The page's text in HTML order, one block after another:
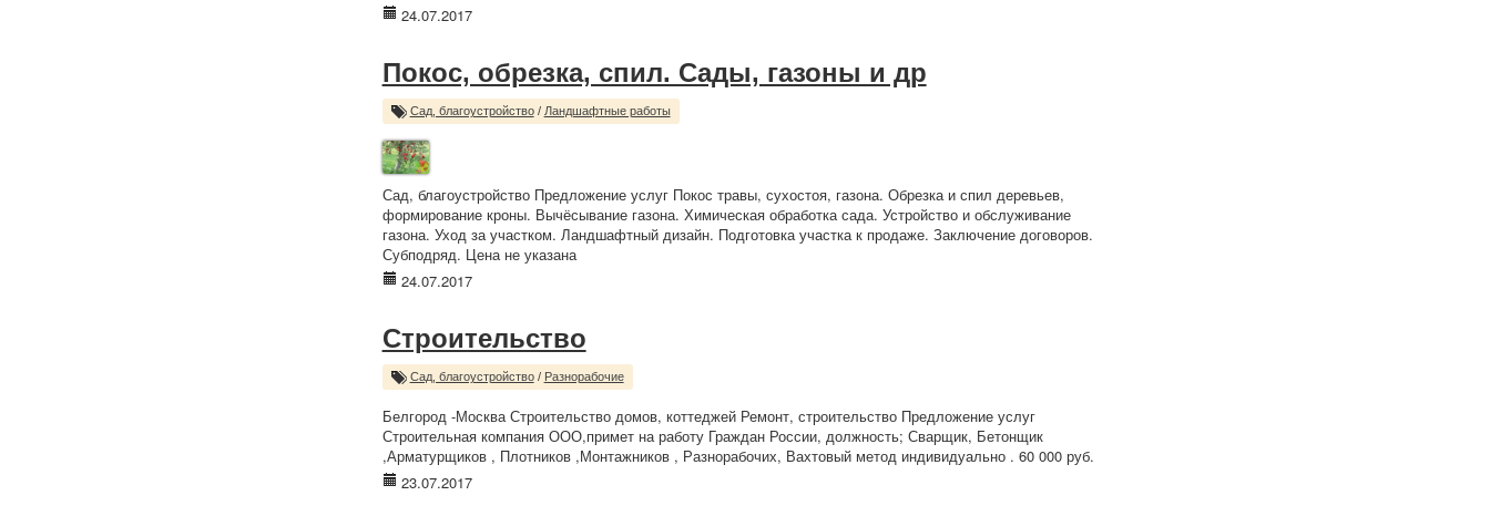
24.07.2017
Покос, обрезка, спил. Сады, газоны и др
Сад, благоустройство/ Ландшафтные работы
Сад, благоустройство Предложение услуг Покос травы, сухостоя, газона. Обрезка и спил деревьев,
формирование кроны. Вычёсывание газона. Химическая обработка сада. Устройство и обслуживание
газона. Уход за участком. Ландшафтный дизайн. Подготовка участка к продаже. Заключение договоров.
Субподряд. Цена не указана
24.07.2017
Строительство
Сад, благоустройство/ Разнорабочие
Белгород -Москва Строительство домов, коттеджей Ремонт, строительство Предложение услуг
Строительная компания ООО,примет на работу Граждан России, должность; Сварщик, Бетонщик
,Арматурщиков , Плотников ,Монтажников , Разнорабочих, Вахтовый метод индивидуально . 60 000 руб.
23.07.2017